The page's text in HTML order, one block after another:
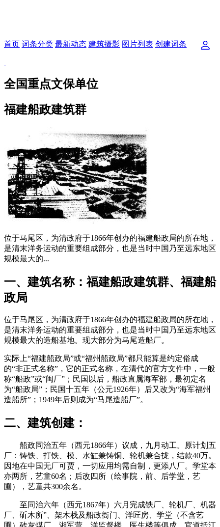
首页 词条分类 最新动态 建筑摄影 图片列表 创建词条
全国重点文保单位
福建船政建筑群
位于马尾区，为清政府于1866年创办的福建船政局的所在地，
是清末洋务运动的重要组成部分，也是当时中国乃至远东地区
规模最大的...
一、建筑名称：福建船政建筑群、福建船
政局
位于马尾区，为清政府于1866年创办的福建船政局的所在地，
是清末洋务运动的重要组成部分，也是当时中国乃至远东地区
规模最大的造船基地。现大部分为马尾造船厂。
实际上“福建船政局”或“福州船政局”都只能算是约定俗成
的“非正式名称”，它的正式名称，在清代的官方文件中，一般
称“船政”或“闽厂”；民国以后，船政直属海军部，最初定名
为“船政局”；民国十五年（公元1926年）后又改为“海军福州
造船所”；1949年后则成为“马尾造船厂”。
二、建筑创建：
船政同治五年（西元1866年）议成，九月动工。原计划五
厂：铸铁、打铁、模、水缸兼铸铜、轮机兼合拢，结款40万。
因地在中国无厂可贾，一切应用均需自制，更添八厂。学堂本
亦两所，艺童60名；后改四所（绘事院，前、后学堂，艺
圃），艺童共300余名。
至同治六年（西元1867年）六月完成铁厂、轮机厂、机器
厂、斫木所”、架木栈及船政衙门、洋匠房、学堂（不含艺